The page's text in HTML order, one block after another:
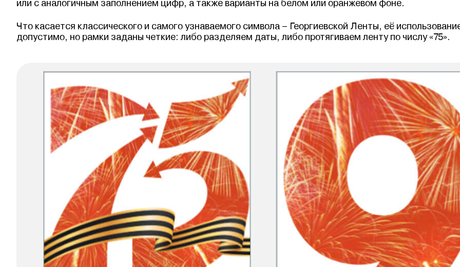
или с аналогичным заполнением цифр, а также варианты на белом или оранжевом фоне.
Что касается классического и самого узнаваемого символа – Георгиевской Ленты, её
допустимо, но рамки заданы четкие: либо разделяем даты, либо протягиваем ленту по числу «75».